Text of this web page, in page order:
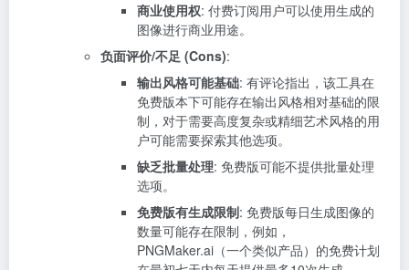
商业使用权: 付费订阅用户可以使用生成的
图像进行商业用途。
负面评价/不足 (Cons):
输出风格可能基础: 有评论指出，该工具在
免费版本下可能存在输出风格相对基础的限
制，对于需要高度复杂或精细艺术风格的用
户可能需要探索其他选项。
缺乏批量处理: 免费版可能不提供批量处理
选项。
免费版有生成限制: 免费版每日生成图像的
数量可能存在限制，例如，
PNGMaker.ai（一个类似产品）的免费计划